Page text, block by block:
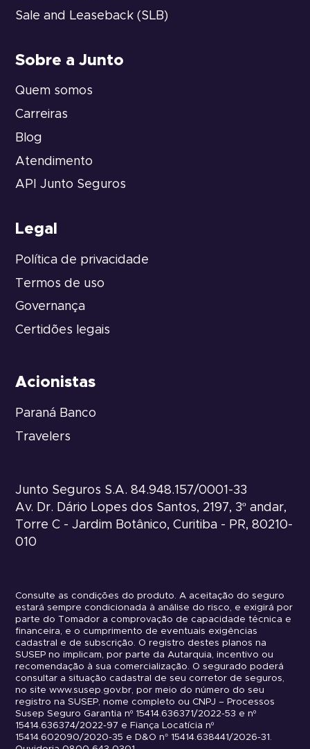
Sale and Leaseback (SLB)
Sobre a Junto
Quem somos
Carreiras
Blog
Atendimento
API Junto Seguros
Legal
Política de privacidade
Termos de uso
Governança
Certidões legais
Acionistas
Paraná Banco
Travelers
Junto Seguros S.A. 84.948.157/0001-33
Av. Dr. Dário Lopes dos Santos, 2197, 3º andar,
Torre C - Jardim Botânico, Curitiba - PR, 80210-
010
Consulte as condições do produto. A aceitação do seguro
estará sempre condicionada à análise do risco, e exigirá por
parte do Tomador a comprovação de capacidade técnica e
financeira, e o cumprimento de eventuais exigências
cadastral e de subscrição. O registro destes planos na
SUSEP no implicam, por parte da Autarquia, incentivo ou
recomendação à sua comercialização. O segurado poderá
consultar a situação cadastral de seu corretor de seguros,
no site www.susep.gov.br, por meio do número do seu
registro na SUSEP, nome completo ou CNPJ – Processos
Susep Seguro Garantia nº 15414.636371/2022-53 e nº
15414.636374/2022-97 e Fiança Locatícia nº
15414.602090/2020-35 e D&O n° 15414.638441/2026-31.